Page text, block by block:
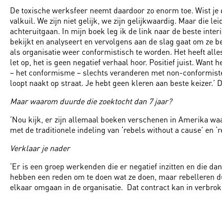
De toxische werksfeer neemt daardoor zo enorm toe. Wist
valkuil. We zijn niet gelijk, we zijn gelijkwaardig. Maar die
achteruitgaan. In mijn boek leg ik de link naar de beste
bekijkt en analyseert en vervolgens aan de slag gaat om ze
als organisatie weer conformistisch te worden. Het heeft
let op, het is geen negatief verhaal hoor. Positief juist. Want
– het conformisme – slechts veranderen met non-
loopt naakt op straat. Je hebt geen kleren aan beste keizer.’
Maar waarom duurde die zoektocht dan 7 jaar?
‘Nou kijk, er zijn allemaal boeken verschenen in Amerika
met de traditionele indeling van ‘rebels without a cause’ en
Verklaar je nader
‘Er is een groep werkenden die er negatief inzitten en die
hebben een reden om te doen wat ze doen, maar
elkaar omgaan in de organisatie. Dat contract kan in